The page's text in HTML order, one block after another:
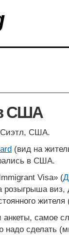
США
Сиэтл, США.
(вид на
в США.
Visa» (
розыгрыша виз,
анкеты, самое
надо сделать